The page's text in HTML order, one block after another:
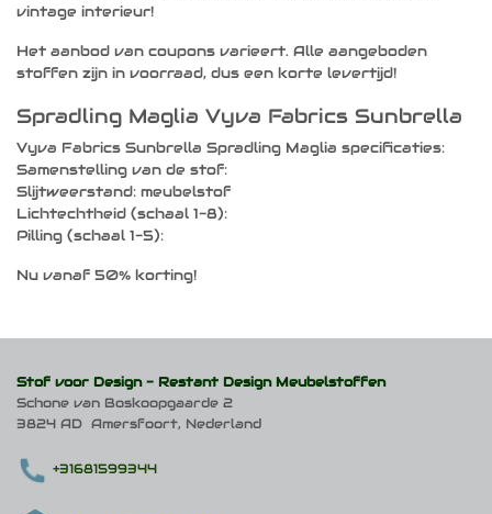
vintage interieur!
Het aanbod van coupons varieert. Alle aangeboden
stoffen zijn in voorraad, dus een korte levertijd!
Spradling Maglia Vyva Fabrics Sunbrella
Vyva Fabrics Sunbrella Spradling Maglia specificaties:
Samenstelling van de stof:
Slijtweerstand: meubelstof
Lichtechtheid (schaal 1-8):
Pilling (schaal 1-5):
Nu vanaf 50% korting!
Stof voor Design - Restant Design Meubelstoffen
Schone van Boskoopgaarde 2
3824 AD Amersfoort, Nederland
+31681599344